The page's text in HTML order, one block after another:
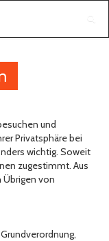
und
Privatsphäre bei
wichtig. Soweit
zugestimmt. Aus
von